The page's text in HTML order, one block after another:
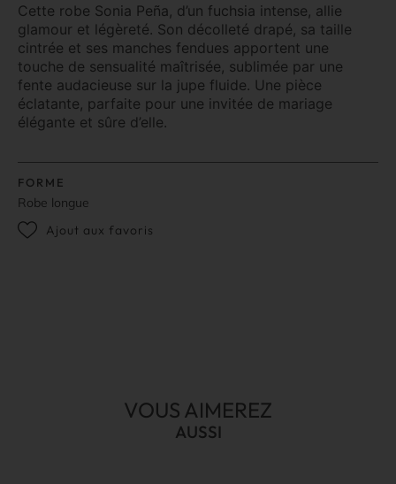
Cette robe Sonia Peña, d’un fuchsia intense, allie
glamour et légèreté. Son décolleté drapé, sa taille
cintrée et ses manches fendues apportent une
touche de sensualité maîtrisée, sublimée par une
fente audacieuse sur la jupe fluide. Une pièce
éclatante, parfaite pour une invitée de mariage
élégante et sûre d’elle.
FORME
Robe longue
Ajout aux favoris
VOUS AIMEREZ
AUSSI